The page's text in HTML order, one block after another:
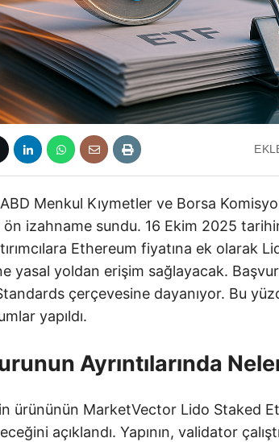
Menkul Kıymetler ve Borsa
ön izahname sundu. 16 Ekim 2025
Ethereum fiyatına ek olarak
yasal yoldan erişim sağlayacak.
çerçevesine dayanıyor. Bu
yapıldı.
Ayrıntılarında
ürününün MarketVector Lido Staked
açıklandı. Yapının, validator